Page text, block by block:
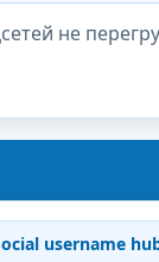
не
username